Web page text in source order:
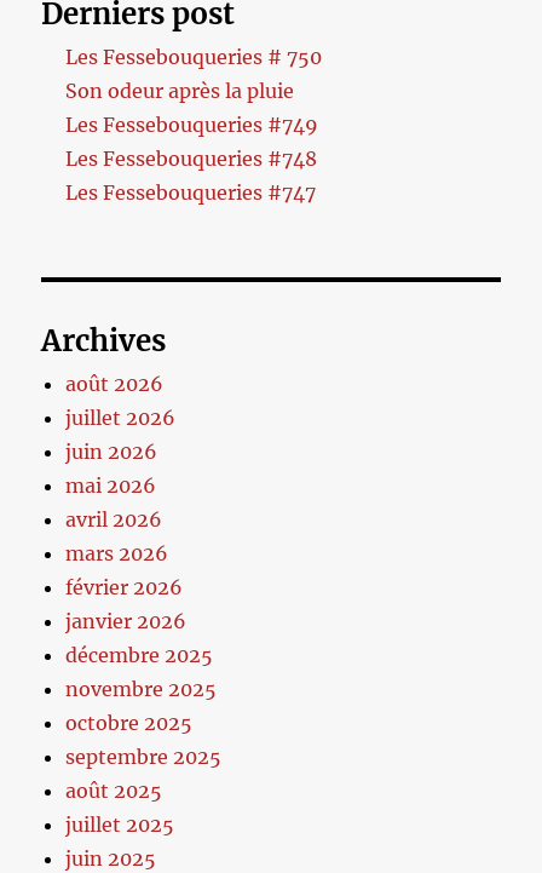
Derniers post
Les Fessebouqueries # 750
Son odeur après la pluie
Les Fessebouqueries #749
Les Fessebouqueries #748
Les Fessebouqueries #747
Archives
août 2026
juillet 2026
juin 2026
mai 2026
avril 2026
mars 2026
février 2026
janvier 2026
décembre 2025
novembre 2025
octobre 2025
septembre 2025
août 2025
juillet 2025
juin 2025